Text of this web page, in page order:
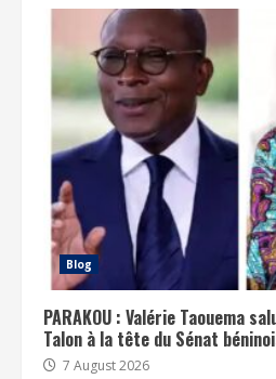
Blog
PARAKOU : Valérie Taouema
Talon à la tête du Sénat
7 August 2026